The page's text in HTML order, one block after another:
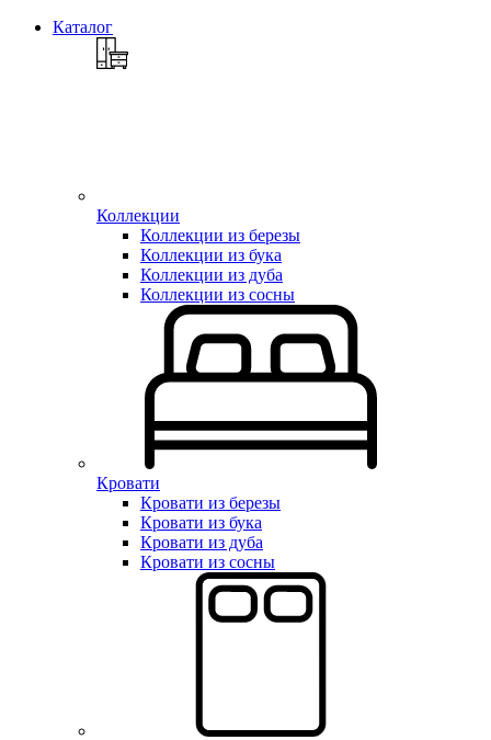
Каталог
Коллекции
Коллекции из березы
Коллекции из бука
Коллекции из дуба
Коллекции из сосны
Кровати
Кровати из березы
Кровати из бука
Кровати из дуба
Кровати из сосны